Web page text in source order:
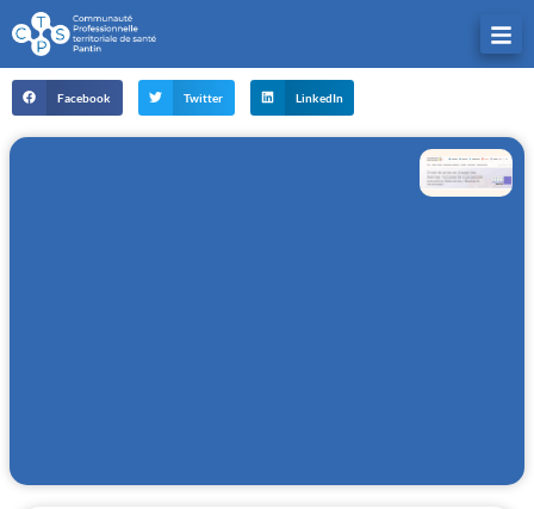
Facebook Twitter LinkedIn